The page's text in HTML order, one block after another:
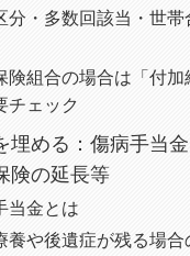
分・多数回該当・世
険組合の場合は「付加
チェック
埋める：傷病手当
険の延長等
当金とは
養や後遺症が残る場合